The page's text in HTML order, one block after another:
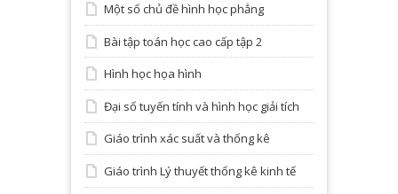
Một số chủ đề hình học phẳng
Bài tập toán học cao cấp tập 2
Hình học họa hình
Đại số tuyến tính và hình học giải tích
Giáo trình xác suất và thống kê
Giáo trình Lý thuyết thống kê kinh tế